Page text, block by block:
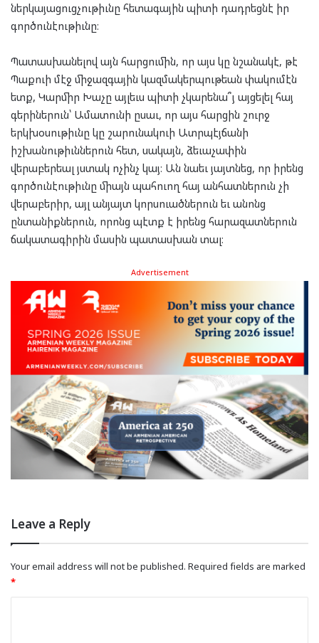
ներկայացուցչութիւնը հետագային պիտի դադրեցնէ իր
գործունէութիւնը։
Պատասխանելով այն հարցումին, որ այս կը նշանակէ, թէ
Պաքուի մէջ միջազգային կազմակերպութեան փակումէն
ետք, Կարմիր Խաչը այլեւս պիտի չկարենա՞յ այցելել հայ
գերիներուն՝ Ամատունի ըսաւ, որ այս հարցին շուրջ
երկխօսութիւնը կը շարունակուի Ատրպէյճանի
իշխանութիւններուն հետ, սակայն, ձեւաչափին
վերաբերեալ յստակ ոչինչ կայ։ Ան նաեւ յայտնեց, որ իրենց
գործունէութիւնը միայն պահուող հայ անհատներուն չի
վերաբերիր, այլ անյայտ կորսուածներուն եւ անոնց
ընտանիքներուն, որոնց պէտք է իրենց հարազատներուն
ճակատագիրին մասին պատասխան տալ։
Advertisement
Leave a Reply
Your email address will not be published. Required fields are marked
*